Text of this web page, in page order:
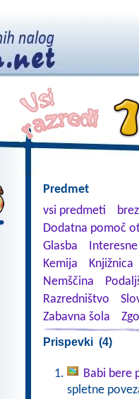
Predmet
vsi predmeti
Dodatna pomoč
Glasba
Kemija
Knjižnica
Nemščina
Razredništvo
Zabavna šola
Prispevki (4)
Babi bere
spletne